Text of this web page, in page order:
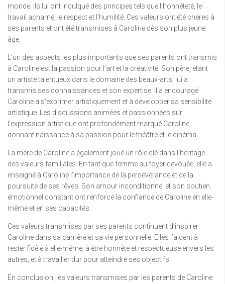
monde. Ils lui ont inculqué des principes tels que l’honnêteté, le
travail acharné, le respect et l’humilité. Ces valeurs ont été chères à
ses parents et ont été transmises à Caroline dès son plus jeune
âge.
L’un des aspects les plus importants que ses parents ont transmis
à Caroline est la passion pour l’art et la créativité. Son père, étant
un artiste talentueux dans le domaine des beaux-arts, lui a
transmis ses connaissances et son expertise. Il a encouragé
Caroline à s’exprimer artistiquement et à développer sa sensibilité
artistique. Les discussions animées et passionnées sur
l’expression artistique ont profondément marqué Caroline,
donnant naissance à sa passion pour le théâtre et le cinéma.
La mère de Caroline a également joué un rôle clé dans l’héritage
des valeurs familiales. En tant que femme au foyer dévouée, elle a
enseigné à Caroline l’importance de la persévérance et de la
poursuite de ses rêves. Son amour inconditionnel et son soutien
émotionnel constant ont renforcé la confiance de Caroline en elle-
même et en ses capacités.
Ces valeurs transmises par ses parents continuent d’inspirer
Caroline dans sa carrière et sa vie personnelle. Elles l’aident à
rester fidèle à elle-même, à être honnête et respectueuse envers les
autres, et à travailler dur pour atteindre ses objectifs.
En conclusion, les valeurs transmises par les parents de Caroline